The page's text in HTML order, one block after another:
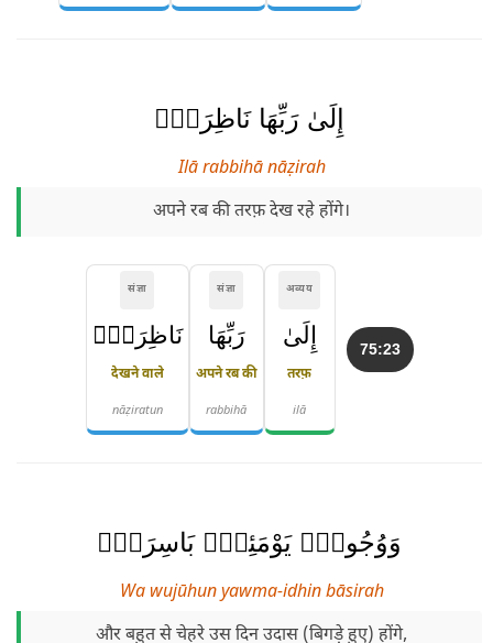
إِلَىٰ رَبِّهَا نَاظِرَةٌۭ
Ilā rabbihā nāẓirah
अपने रब की तरफ़ देख रहे होंगे।
75:23
अव्यय
إِلَىٰ
तरफ़
ilā
संज्ञा
رَبِّهَا
अपने रब की
rabbihā
संज्ञा
نَاظِرَةٌۭ
देखने वाले
nāẓiratun
وَوُجُوهٌۭ يَوْمَئِذٍۭ بَاسِرَةٌۭ
Wa wujūhun yawma-idhin bāsirah
और बहुत से चेहरे उस दिन उदास (बिगड़े हुए) होंगे,